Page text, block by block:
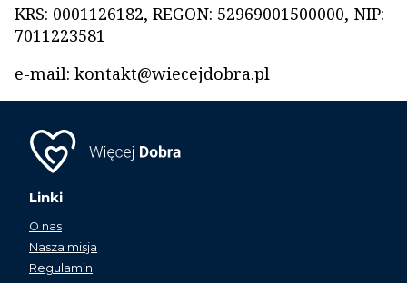
KRS: 0001126182, REGON: 52969001500000, NIP:
7011223581
e-mail: kontakt@wiecejdobra.pl
Linki
O nas
Nasza misja
Regulamin